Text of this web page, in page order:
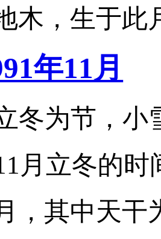
木，生于此
年11月
冬为节，
月立冬的
，其中天干